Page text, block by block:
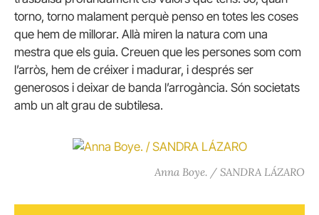
torno, torno malament perquè penso en totes les coses
que hem de millorar. Allà miren la natura com una
mestra que els guia. Creuen que les persones som com
l’arròs, hem de créixer i madurar, i després ser
generosos i deixar de banda l’arrogància. Són societats
amb un alt grau de subtilesa.
Anna Boye. / SANDRA LÁZARO